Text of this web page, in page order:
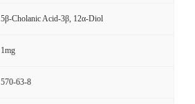
5β-Cholanic Acid-3β, 12α-Diol
1mg
570-63-8